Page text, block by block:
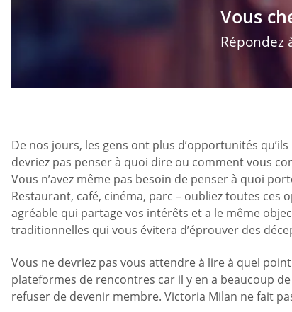
Vous
Répondez
De nos jours, les gens ont plus d’opportunités
devriez pas penser à quoi dire ou comment vous
Vous n’avez même pas besoin de penser à quoi
Restaurant, café, cinéma, parc – oubliez toutes
agréable qui partage vos intérêts et a le même
traditionnelles qui vous évitera d’éprouver des
Vous ne devriez pas vous attendre à lire à quel
plateformes de rencontres car il y en a beaucoup
refuser de devenir membre. Victoria Milan ne fait